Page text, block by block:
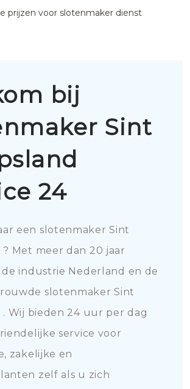
prijzen voor slotenmaker dienst
bij
Sint
24
een slotenmaker Sint
Met meer dan 20 jaar
industrie Nederland en de
slotenmaker Sint
Wij bieden 24 uur per dag
service voor
zakelijke en
zelf als u zich